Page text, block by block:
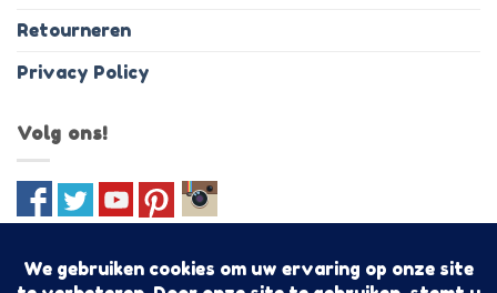
Retourneren
Privacy Policy
Volg ons!